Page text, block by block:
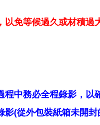
以免等候過久或材積過
中務必全程錄影，以
(從外包裝紙箱未開